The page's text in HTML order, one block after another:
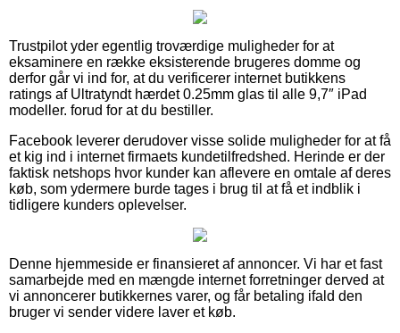
Trustpilot yder egentlig troværdige muligheder for at
eksaminere en række eksisterende brugeres domme og
derfor går vi ind for, at du verificerer internet butikkens
ratings af Ultratyndt hærdet 0.25mm glas til alle 9,7″ iPad
modeller. forud for at du bestiller.
Facebook leverer derudover visse solide muligheder for at få
et kig ind i internet firmaets kundetilfredshed. Herinde er der
faktisk netshops hvor kunder kan aflevere en omtale af deres
køb, som ydermere burde tages i brug til at få et indblik i
tidligere kunders oplevelser.
Denne hjemmeside er finansieret af annoncer. Vi har et fast
samarbejde med en mængde internet forretninger derved at
vi annoncerer butikkernes varer, og får betaling ifald den
bruger vi sender videre laver et køb.